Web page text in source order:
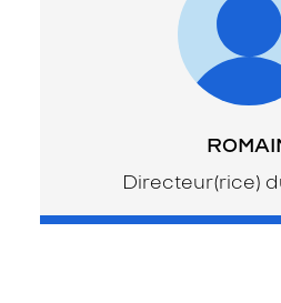
Directeur(rice)